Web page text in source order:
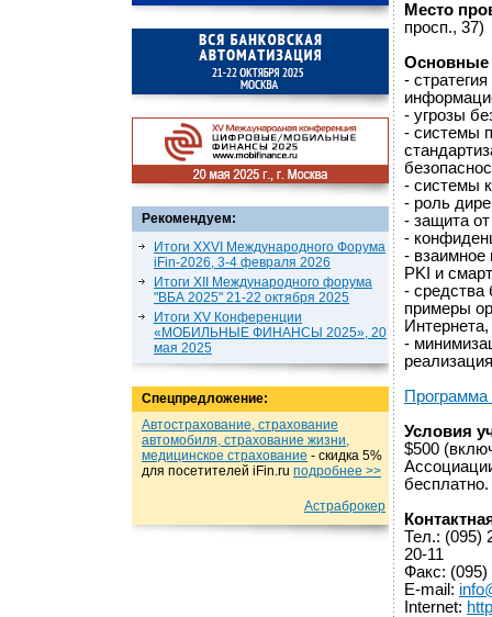
Рекомендуем:
Итоги XXVI Международного Форума
iFin-2026, 3-4 февраля 2026
Итоги XII Международного форума
"ВБА 2025" 21-22 октября 2025
Итоги XV Конференции
«МОБИЛЬНЫЕ ФИНАНСЫ 2025», 20
мая 2025
Спецпредложение:
Автострахование, страхование
автомобиля, страхование жизни,
медицинское страхование - cкидка 5%
для посетителей iFin.ru подробнеe >>
Астраброкер
Место
просп., 37)
Основные
-
- угрозы
- системы
- системы
- роль
- защита
-
- взаимное
PKI и
- средства
примеры
Интернета,
-
Условия
$500
бесплатно.
Тел.: (095)
20-11
Факс: (095)
E-mail:
Internet: